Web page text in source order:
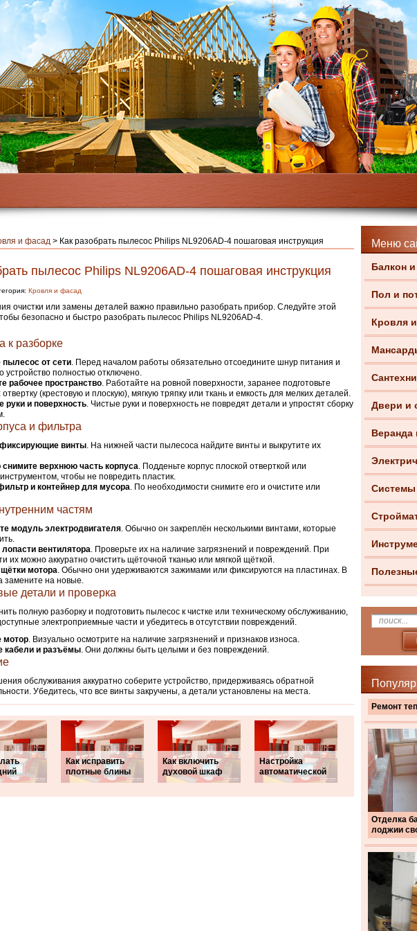
Меню
Балкон
Пол и
Кровля
Двери и
Веранда
Ремонт
Отделка
лоджии
и фасад > Как разобрать пылесос Philips NL9206AD-4 пошаговая инструкция
пылесос Philips NL9206AD-4 пошаговая инструкция
Кровля и фасад
очистки или замены деталей важно правильно разобрать прибор. Следуйте этой
безопасно и быстро разобрать пылесос Philips NL9206AD-4.
к разборке
от сети. Перед началом работы обязательно отсоедините шнур питания и
устройство полностью отключено.
рабочее пространство. Работайте на ровной поверхности, заранее подготовьте
(крестовую и плоскую), мягкую тряпку или ткань и емкость для мелких деталей.
руки и поверхность. Чистые руки и поверхность не повредят детали и упростят сборку
и фильтра
фиксирующие винты. На нижней части пылесоса найдите винты и выкрутите их
верхнюю часть корпуса. Подденьте корпус плоской отверткой или
чтобы не повредить пластик.
и контейнер для мусора. По необходимости снимите его и очистите или
частям
модуль электродвигателя. Обычно он закреплён несколькими винтами, которые
вентилятора. Проверьте их на наличие загрязнений и повреждений. При
их можно аккуратно очистить щёточной тканью или мягкой щёткой.
мотора. Обычно они удерживаются зажимами или фиксируются на пластинах. В
замените на новые.
детали и проверка
полную разборку и подготовить пылесос к чистке или техническому обслуживанию,
электроприемные части и убедитесь в отсутствии повреждений.
мотор. Визуально осмотрите на наличие загрязнений и признаков износа.
кабели и разъёмы. Они должны быть целыми и без повреждений.
обслуживания аккуратно соберите устройство, придерживаясь обратной
Убедитесь, что все винты закручены, а детали установлены на места.
Как исправить
плотные блины
Как включить
духовой шкаф
Настройка
автоматической